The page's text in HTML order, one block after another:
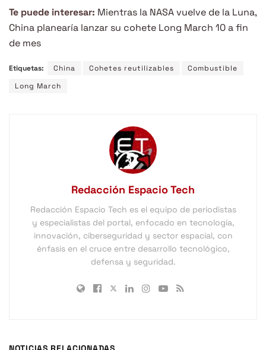
Te puede interesar: Mientras la NASA vuelve de la Luna,
China planearía lanzar su cohete Long March 10 a fin
de mes
Etiquetas: China Cohetes reutilizables
Combustible
Long March
Redacción Espacio Tech
Redacción Espacio Tech es el equipo de periodistas
y especialistas del portal, enfocado en tecnología,
innovación, ciberseguridad y sector espacial, con
énfasis en el cruce entre desarrollo tecnológico,
defensa y seguridad.